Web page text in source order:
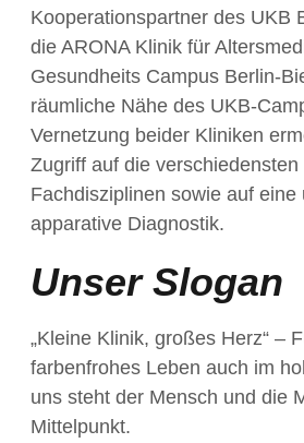
Kooperationspartner des UKB
die ARONA Klinik für
Gesundheits Campus Berlin-
räumliche Nähe des UKB-
Vernetzung beider Kliniken
Zugriff auf die verschiedensten
Fachdisziplinen sowie auf eine
apparative Diagnostik.
Unser Slogan
„Kleine Klinik, großes Herz“ –
farbenfrohes Leben auch im
uns steht der Mensch und die
Mittelpunkt.